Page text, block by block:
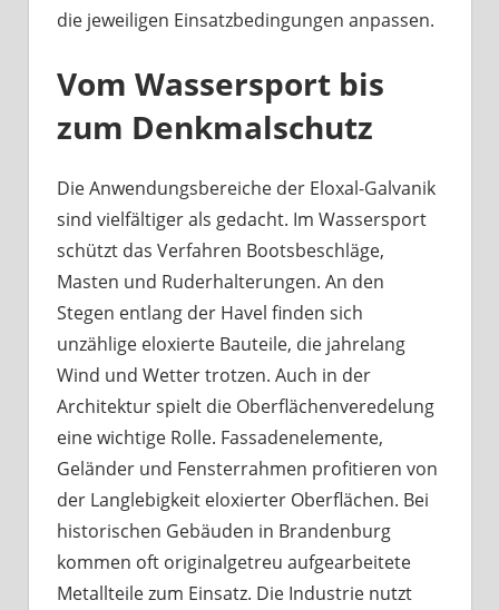
die jeweiligen Einsatzbedingungen anpassen.
Vom Wassersport bis
zum Denkmalschutz
Die Anwendungsbereiche der Eloxal-Galvanik
sind vielfältiger als gedacht. Im Wassersport
schützt das Verfahren Bootsbeschläge,
Masten und Ruderhalterungen. An den
Stegen entlang der Havel finden sich
unzählige eloxierte Bauteile, die jahrelang
Wind und Wetter trotzen. Auch in der
Architektur spielt die Oberflächenveredelung
eine wichtige Rolle. Fassadenelemente,
Geländer und Fensterrahmen profitieren von
der Langlebigkeit eloxierter Oberflächen. Bei
historischen Gebäuden in Brandenburg
kommen oft originalgetreu aufgearbeitete
Metallteile zum Einsatz. Die Industrie nutzt